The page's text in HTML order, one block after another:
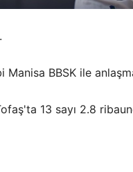
BBSK ile
13 sayı 2.8